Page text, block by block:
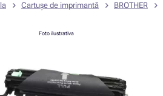
Cartușe de imprimantă BROTHER
Foto ilustrativa